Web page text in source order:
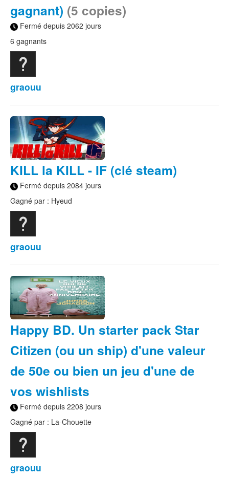
gagnant) (5 copies)
Fermé depuis 2062 jours
6 gagnants
graouu
KILL la KILL - IF (clé steam)
Fermé depuis 2084 jours
Gagné par : Hyeud
graouu
Happy BD. Un starter pack Star
Citizen (ou un ship) d'une valeur
de 50e ou bien un jeu d'une de
vos wishlists
Fermé depuis 2208 jours
Gagné par : La-Chouette
graouu